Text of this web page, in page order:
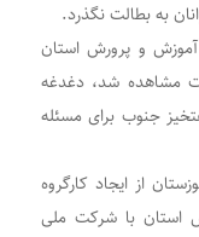
به بطالت نگذرد.
آموزش و پرورش استان
مشاهده شد، دغدغه
جنوب برای مسئله
از ایجاد کارگروه
استان با شرکت ملی